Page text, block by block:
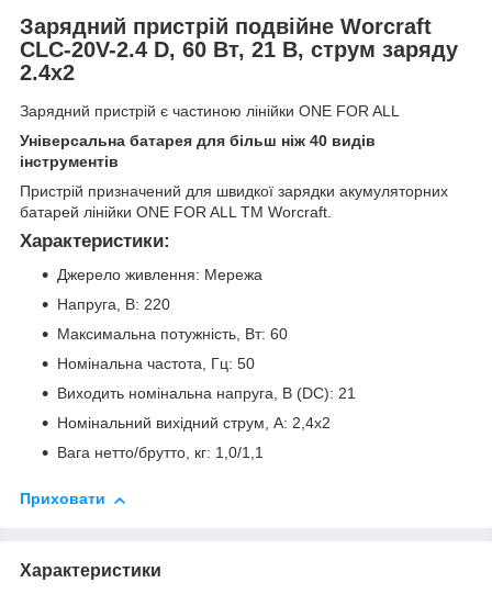
Зарядний пристрій подвійне Worcraft
CLC-20V-2.4 D, 60 Вт, 21 В, струм заряду
2.4х2
Зарядний пристрій є частиною лінійки ONE FOR ALL
Універсальна батарея для більш ніж 40 видів
інструментів
Пристрій призначений для швидкої зарядки акумуляторних
батарей лінійки ONE FOR ALL ТМ Worcraft.
Характеристики:
Джерело живлення: Мережа
Напруга, В: 220
Максимальна потужність, Вт: 60
Номінальна частота, Гц: 50
Виходить номінальна напруга, В (DC): 21
Номінальний вихідний струм, А: 2,4х2
Вага нетто/брутто, кг: 1,0/1,1
Приховати
Характеристики